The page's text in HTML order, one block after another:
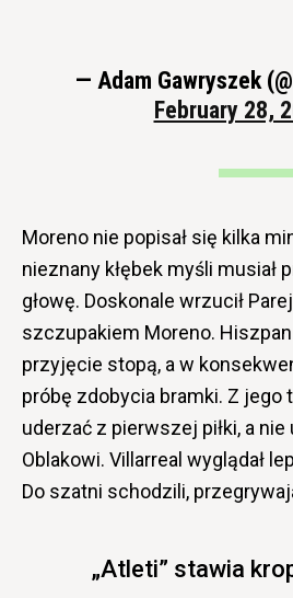
— Adam Gawryszek
February 28,
Moreno nie popisał się kilka
nieznany kłębek myśli musiał
głowę. Doskonale wrzucił
szczupakiem Moreno.
przyjęcie stopą, a w
próbę zdobycia bramki. Z jego
uderzać z pierwszej piłki, a nie
Oblakowi. Villarreal wyglądał
Do szatni schodzili,
„Atleti” stawia